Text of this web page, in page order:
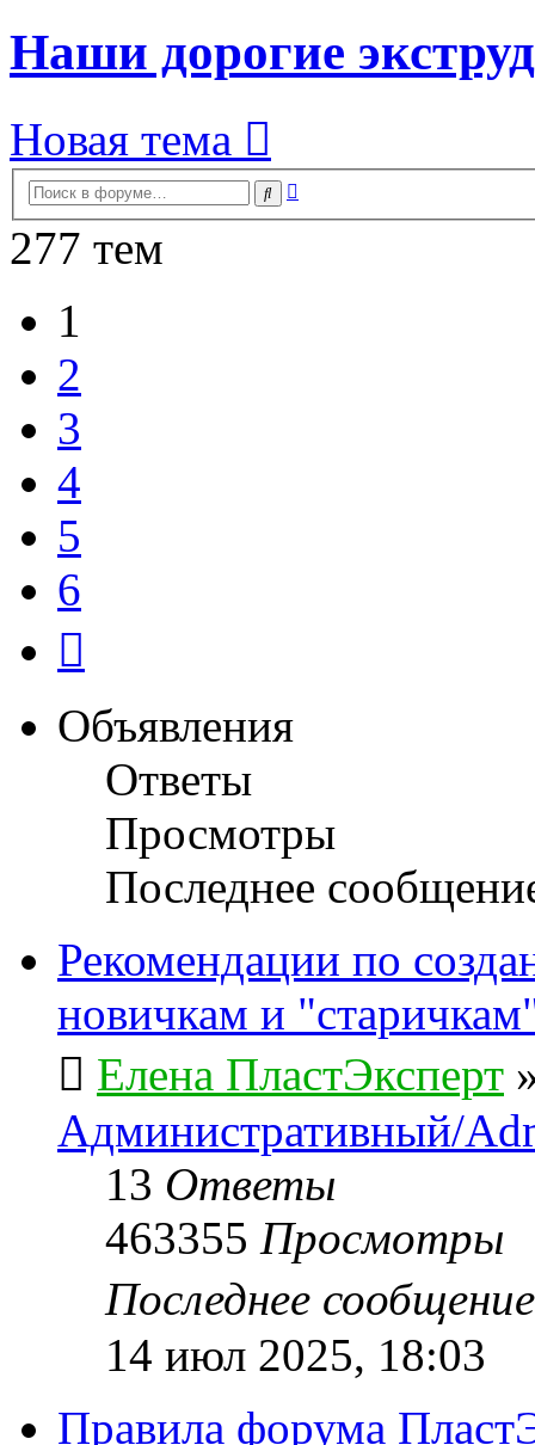
Наши дорогие
Новая тема
Поиск
277 тем
1
2
3
4
5
6
Объявления
Ответы
Просмотры
Последнее
Рекомендации по
новичкам и
Елена ПластЭксперт
Административный/
13 Ответы
463355 Просмотры
Последнее
14 июл 2025, 18:03
Правила форума